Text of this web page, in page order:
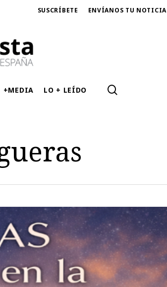
SUSCRÍBETE ENVÍANOS TU NOTICIA
+MEDIA LO + LEÍDO